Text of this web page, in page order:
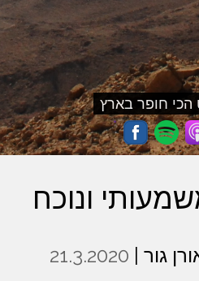
חופר בארץ
גור | 21.3.2020